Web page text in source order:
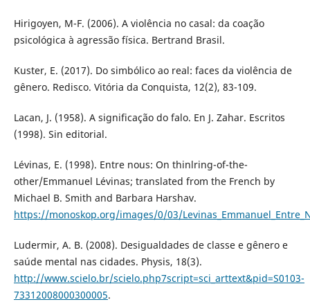
Hirigoyen, M-F. (2006). A violência no casal: da coação
psicológica à agressão física. Bertrand Brasil.
Kuster, E. (2017). Do simbólico ao real: faces da violência de
gênero. Redisco. Vitória da Conquista, 12(2), 83-109.
Lacan, J. (1958). A significação do falo. En J. Zahar. Escritos
(1998). Sin editorial.
Lévinas, E. (1998). Entre nous: On thinlring-of-the-
other/Emmanuel Lévinas; translated from the French by
Michael B. Smith and Barbara Harshav.
https://monoskop.org/images/0/03/
Ludermir, A. B. (2008). Desigualdades de classe e gênero e
saúde mental nas cidades. Physis, 18(3).
http://www.scielo.br/scielo.php7script=sci_arttext&pid=S0103-
73312008000300005.